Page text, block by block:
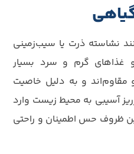
نشاسته ذرت یا سیب‌زمینی
غذاهای گرم و سرد بسیار
و به دلیل خاصیت
آسیبی به محیط زیست وارد
ظروف حس اطمینان و راحتی